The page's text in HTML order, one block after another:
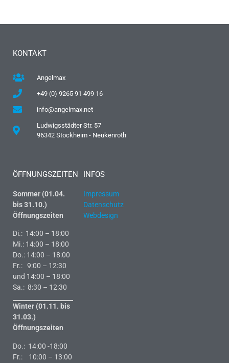
KONTAKT
Angelmax
+49 (0) 9265 91 499 16
info@angelmax.net
Ludwigsstädter Str. 57
96342 Stockheim - Neukenroth
ÖFFNUNGSZEITEN
Sommer (01.04.
bis 31.10.)
Öffnungszeiten
Di.: 14:00 – 18:00
Mi.: 14:00 – 18:00
Do.: 14:00 – 18:00
Fr.: 9:00 – 12:30
und 14:00 – 18:00
Sa.: 8:30 – 12:30
Winter (01.11. bis
31.03.)
Öffnungszeiten
Do.: 14:00 -18:00
Fr.: 10:00 – 13:00
INFOS
Impressum
Datenschutz
Webdesign